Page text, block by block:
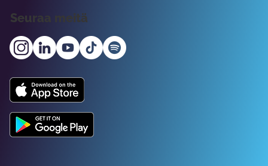
Seuraa meitä